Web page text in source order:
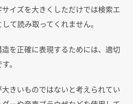
イズを大きくしただけでは検索エ
て読み取ってくれません。
を正確に表現するためには、適切
。
きいものではないと考えられてい